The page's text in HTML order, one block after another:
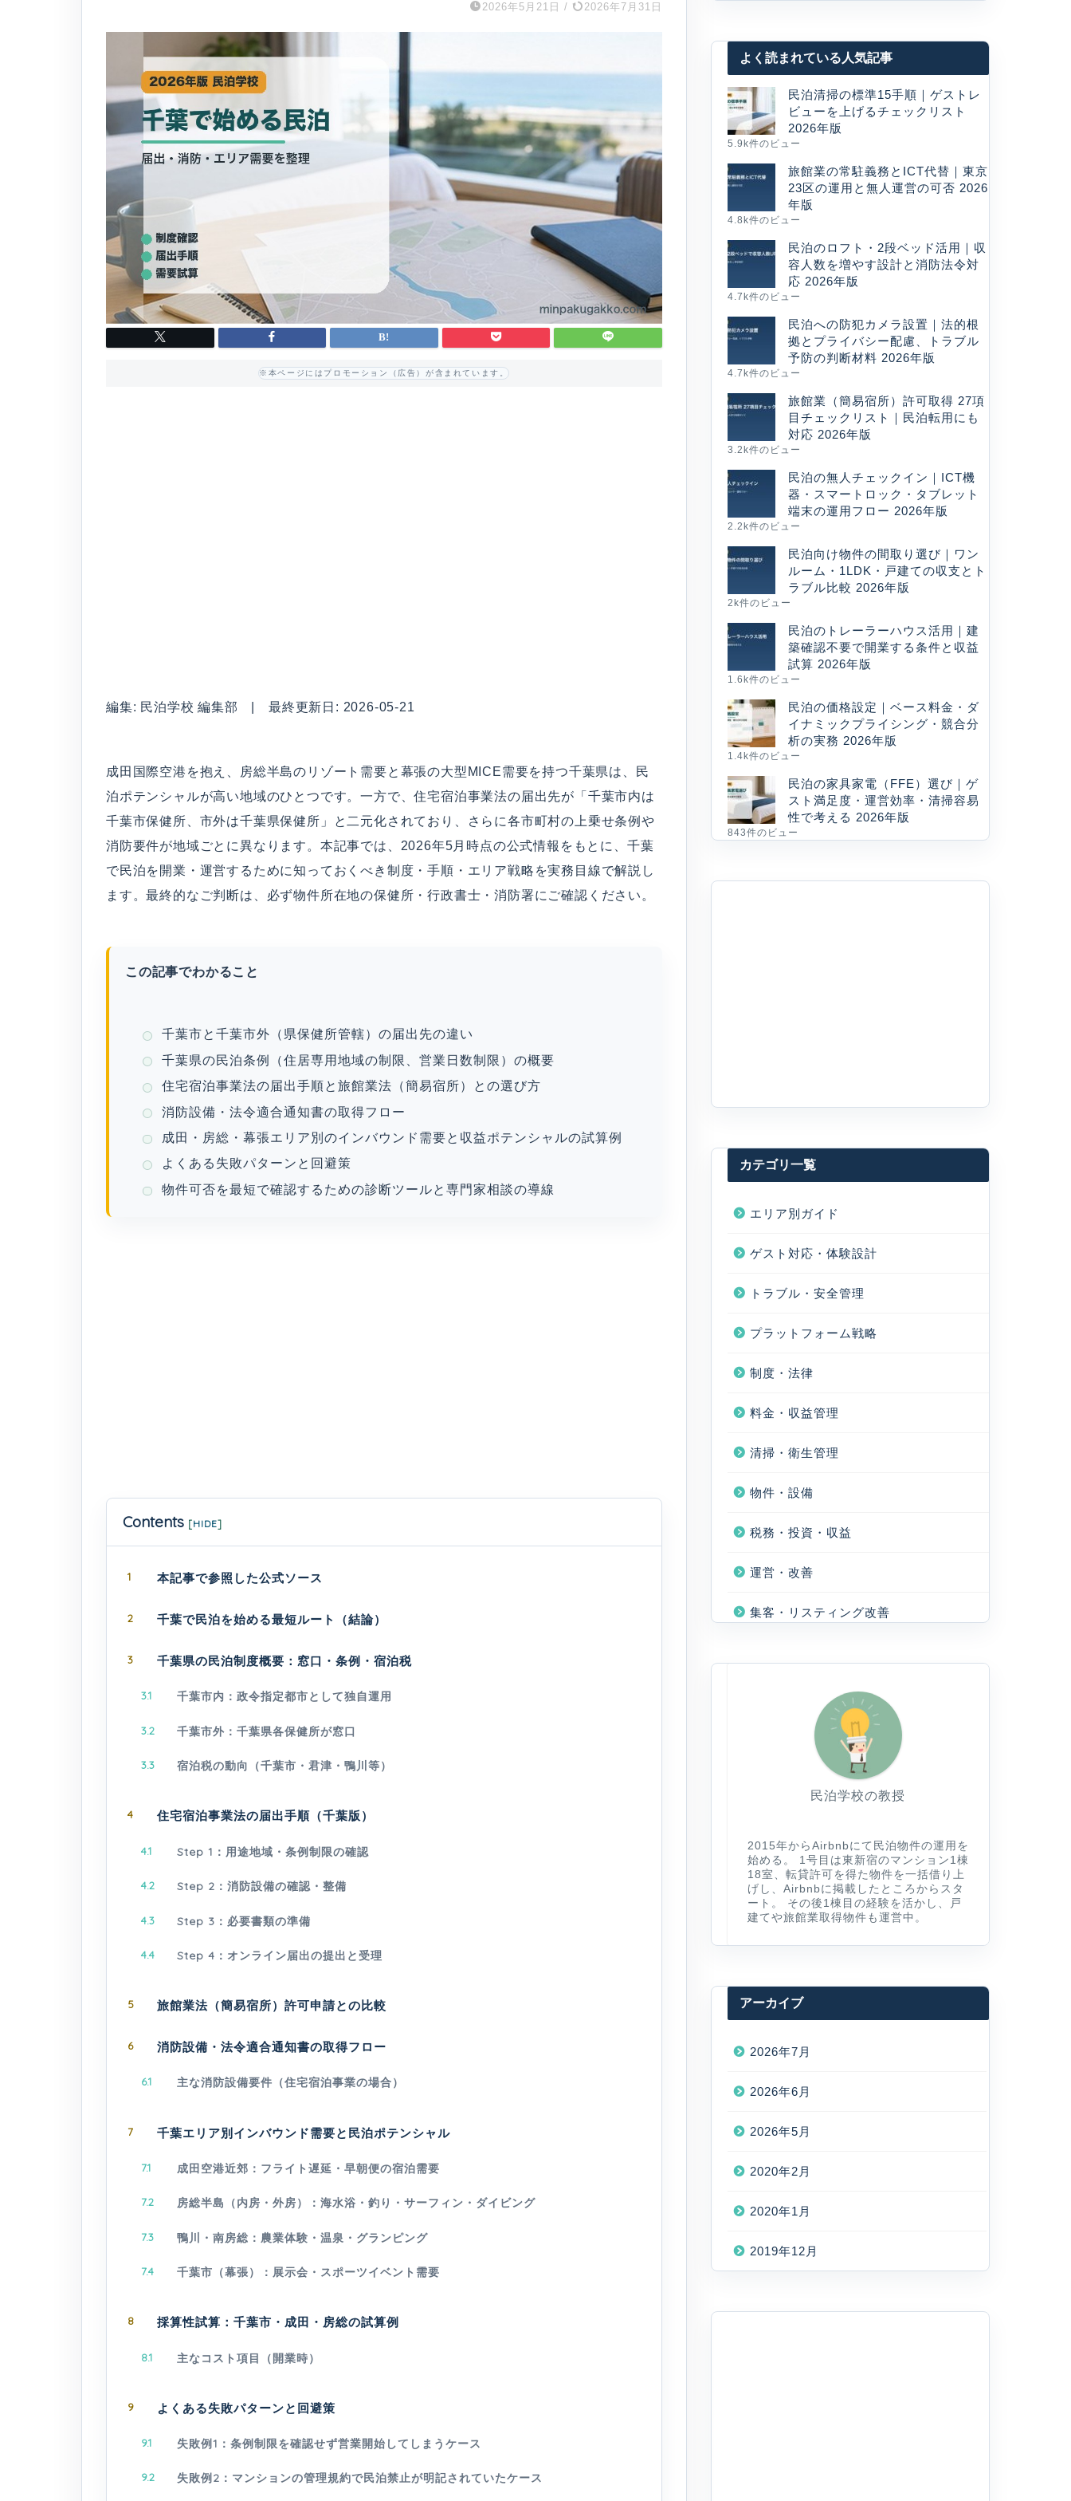
2026年5月21日 / 2026年7月31日
※本ページにはプロモーション（広告）が含まれています。
編集: 民泊学校 編集部 | 最終更新日: 2026-05-21
成田国際空港を抱え、房総半島のリゾート需要と幕張の大型MICE需要を持つ千葉県は、民
泊ポテンシャルが高い地域のひとつです。一方で、住宅宿泊事業法の届出先が「千葉市内は
千葉市保健所、市外は千葉県保健所」と二元化されており、さらに各市町村の上乗せ条例や
消防要件が地域ごとに異なります。本記事では、2026年5月時点の公式情報をもとに、千葉
で民泊を開業・運営するために知っておくべき制度・手順・エリア戦略を実務目線で解説し
ます。最終的なご判断は、必ず物件所在地の保健所・行政書士・消防署にご確認ください。
この記事でわかること
千葉市と千葉市外（県保健所管轄）の届出先の違い
千葉県の民泊条例（住居専用地域の制限、営業日数制限）の概要
住宅宿泊事業法の届出手順と旅館業法（簡易宿所）との選び方
消防設備・法令適合通知書の取得フロー
成田・房総・幕張エリア別のインバウンド需要と収益ポテンシャルの試算例
よくある失敗パターンと回避策
物件可否を最短で確認するための診断ツールと専門家相談の導線
Contents [HIDE]
1 本記事で参照した公式ソース
2 千葉で民泊を始める最短ルート（結論）
3 千葉県の民泊制度概要：窓口・条例・宿泊税
3.1 千葉市内：政令指定都市として独自運用
3.2 千葉市外：千葉県各保健所が窓口
3.3 宿泊税の動向（千葉市・君津・鴨川等）
4 住宅宿泊事業法の届出手順（千葉版）
4.1 Step 1：用途地域・条例制限の確認
4.2 Step 2：消防設備の確認・整備
4.3 Step 3：必要書類の準備
4.4 Step 4：オンライン届出の提出と受理
5 旅館業法（簡易宿所）許可申請との比較
6 消防設備・法令適合通知書の取得フロー
6.1 主な消防設備要件（住宅宿泊事業の場合）
7 千葉エリア別インバウンド需要と民泊ポテンシャル
7.1 成田空港近郊：フライト遅延・早朝便の宿泊需要
7.2 房総半島（内房・外房）：海水浴・釣り・サーフィン・ダイビング
7.3 鴨川・南房総：農業体験・温泉・グランピング
7.4 千葉市（幕張）：展示会・スポーツイベント需要
8 採算性試算：千葉市・成田・房総の試算例
8.1 主なコスト項目（開業時）
9 よくある失敗パターンと回避策
9.1 失敗例1：条例制限を確認せず営業開始してしまうケース
9.2 失敗例2：マンションの管理規約で民泊禁止が明記されていたケース
よく読まれている人気記事
民泊清掃の標準15手順｜ゲストレ
ビューを上げるチェックリスト
2026年版
5.9k件のビュー
旅館業の常駐義務とICT代替｜東京
23区の運用と無人運営の可否 2026
年版
4.8k件のビュー
民泊のロフト・2段ベッド活用｜収
容人数を増やす設計と消防法令対
応 2026年版
4.7k件のビュー
民泊への防犯カメラ設置｜法的根
拠とプライバシー配慮、トラブル
予防の判断材料 2026年版
4.7k件のビュー
旅館業（簡易宿所）許可取得 27項
目チェックリスト｜民泊転用にも
対応 2026年版
3.2k件のビュー
民泊の無人チェックイン｜ICT機
器・スマートロック・タブレット
端末の運用フロー 2026年版
2.2k件のビュー
民泊向け物件の間取り選び｜ワン
ルーム・1LDK・戸建ての収支とト
ラブル比較 2026年版
2k件のビュー
民泊のトレーラーハウス活用｜建
築確認不要で開業する条件と収益
試算 2026年版
1.6k件のビュー
民泊の価格設定｜ベース料金・ダ
イナミックプライシング・競合分
析の実務 2026年版
1.4k件のビュー
民泊の家具家電（FFE）選び｜ゲ
スト満足度・運営効率・清掃容易
性で考える 2026年版
843件のビュー
カテゴリ一覧
エリア別ガイド
ゲスト対応・体験設計
トラブル・安全管理
プラットフォーム戦略
制度・法律
料金・収益管理
清掃・衛生管理
物件・設備
税務・投資・収益
運営・改善
集客・リスティング改善
民泊学校の教授
2015年からAirbnbにて民泊物件の運用を
始める。 1号目は東新宿のマンション1棟
18室、転貸許可を得た物件を一括借り上
げし、Airbnbに掲載したところからスタ
ート。 その後1棟目の経験を活かし、戸
建てや旅館業取得物件も運営中。
アーカイブ
2026年7月
2026年6月
2026年5月
2020年2月
2020年1月
2019年12月